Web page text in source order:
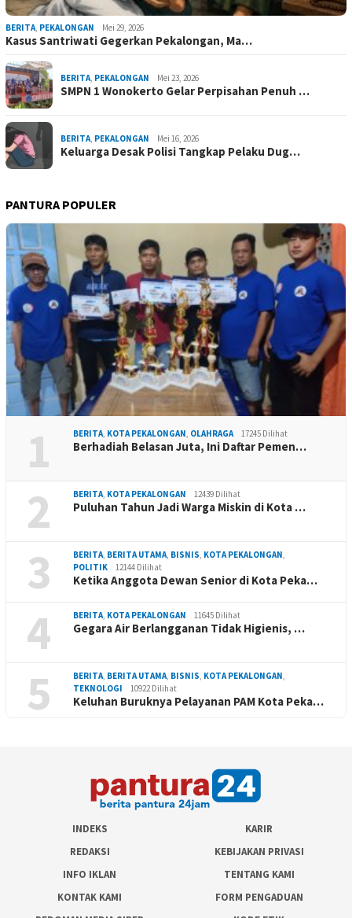
BERITA PEKALONGAN Mei 29, 2026
Kasus Santriwati Gegerkan Pekalongan, Ma…
BERITA PEKALONGAN Mei 23, 2026
SMPN 1 Wonokerto Gelar Perpisahan Penuh …
BERITA PEKALONGAN Mei 16, 2026
Keluarga Desak Polisi Tangkap Pelaku Dug…
PANTURA POPULER
1 BERITA, KOTA PEKALONGAN, OLAHRAGA 17245 Dilihat
Berhadiah Belasan Juta, Ini Daftar Pemen…
2 BERITA, KOTA PEKALONGAN 12439 Dilihat
Puluhan Tahun Jadi Warga Miskin di Kota …
3 BERITA, BERITA UTAMA, BISNIS, KOTA PEKALONGAN,
POLITIK
12144 Dilihat
Ketika Anggota Dewan Senior di Kota Peka…
4 BERITA, KOTA PEKALONGAN 11645 Dilihat
Gegara Air Berlangganan Tidak Higienis, …
5 BERITA, BERITA UTAMA, BISNIS, KOTA PEKALONGAN,
TEKNOLOGI
10922 Dilihat
Keluhan Buruknya Pelayanan PAM Kota Peka…
INDEKS
KARIR
REDAKSI
KEBIJAKAN PRIVASI
INFO IKLAN
TENTANG KAMI
KONTAK KAMI
FORM PENGADUAN